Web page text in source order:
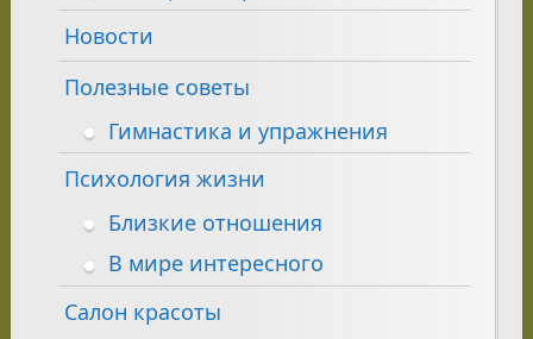
Новости
Полезные советы
Гимнастика и упражнения
Психология жизни
Близкие отношения
В мире интересного
Салон красоты